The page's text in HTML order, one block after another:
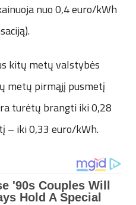
nuo 0,4 euro/kWh
kitų metų valstybės
metų pirmąjį pusmetį
turėtų brangti iki 0,28
– iki 0,33 euro/kWh.